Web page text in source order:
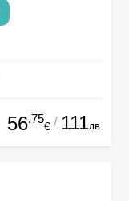
56.75
€ / 111лв.